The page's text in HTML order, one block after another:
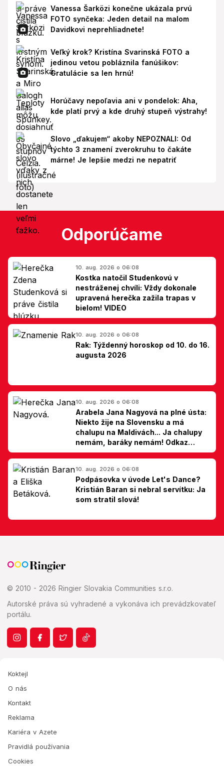
Vanessa Šarközi konečne ukázala prvú
FOTO synčeka: Jeden detail na malom
Davidkovi neprehliadnete!
Veľký krok? Kristína Svarinská FOTO a
jedinou vetou pobláznila fanúšikov:
Gratulácie sa len hrnú!
Horúčavy nepoľavia ani v pondelok: Aha,
kde platí prvý a kde druhý stupeň výstrahy!
Slovo „ďakujem“ akoby NEPOZNALI: Od
týchto 3 znamení zverokruhu to čakáte
márne! Je lepšie medzi ne nepatriť
Odporúčame
10. aug. 2026 o 06:08
Kostka natočil Studenkovú v
nestráženej chvíli: Vždy dokonale
upravená herečka zažila trapas v
bielom! VIDEO
10. aug. 2026 o 06:08
Rak: Týždenný horoskop od 10. do 16.
augusta 2026
10. aug. 2026 o 06:08
Arabela Jana Nagyová na plné ústa:
Niekto žije na Slovensku a má
chalupu na Maldivách... Ja chalupy
nemám, baráky nemám! Odkaz
Slovákom
10. aug. 2026 o 06:08
Podpásovka v úvode Let's Dance?
Kristián Baran si nebral servítku: Ja
som stratil slová!
© 2010 - 2026 Ringier Slovakia Communities s.r.o.
Autorské práva sú vyhradené a vykonáva ich prevádzkovateľ
portálu.
Koktejl
O nás
Kontakt
Reklama
Kariéra v Azete
Pravidlá používania
Cookies